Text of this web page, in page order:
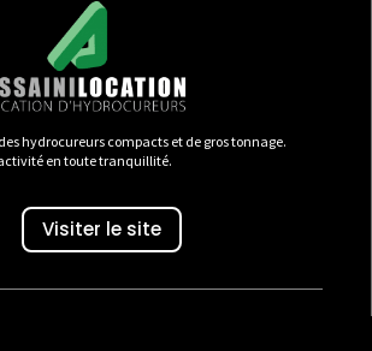
hydrocureurs compacts et de gros tonnage.
en toute tranquillité.
Visiter le site